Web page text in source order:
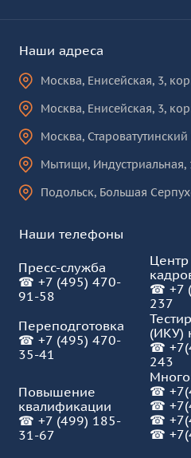
Наши адреса
Москва, Енисейская, 3,
Москва, Енисейская, 3,
Москва,
Мытищи, Индустриальная,
Подольск, Большая
Наши телефоны
Пресс-служба
☎ +7 (495) 470-
91-58
Центр
☎ +7
237
Переподготовка
☎ +7 (495) 470-
35-41
(ИКУ)
☎
243
☎
☎
☎
☎
Повышение
квалификации
☎ +7 (499) 185-
31-67